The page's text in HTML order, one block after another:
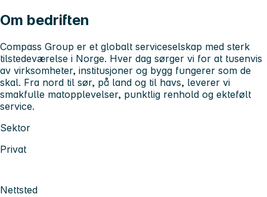
Om bedriften
Compass Group er et globalt serviceselskap med sterk
tilstedeværelse i Norge. Hver dag sørger vi for at tusenvis
av virksomheter, institusjoner og bygg fungerer som de
skal. Fra nord til sør, på land og til havs, leverer vi
smakfulle matopplevelser, punktlig renhold og ektefølt
service.
Sektor
Privat
Nettsted